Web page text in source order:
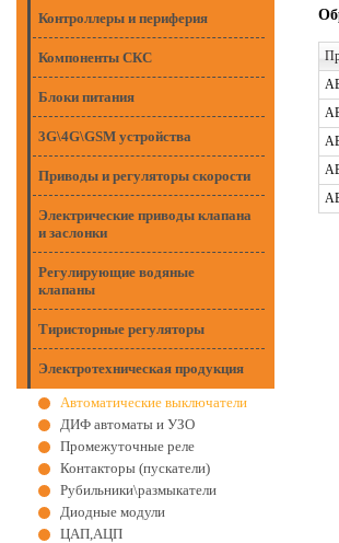
Контроллеры и периферия
Компоненты СКС
Блоки питания
3G\4G\GSM устройства
Приводы и регуляторы скорости
Электрические приводы клапана
и заслонки
Регулирующие водяные
клапаны
Тиристорные регуляторы
Электротехническая продукция
Автоматические выключатели
ДИФ автоматы и УЗО
Промежуточные реле
Контакторы (пускатели)
Рубильники\размыкатели
Диодные модули
ЦАП,АЦП